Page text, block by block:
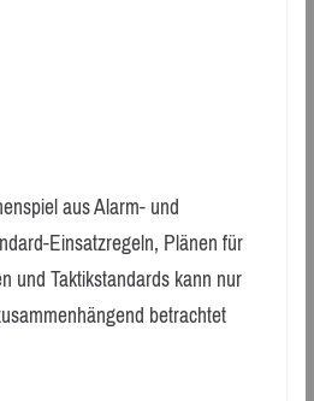
aus Alarm- und
Einsatzregeln, Plänen für
und Taktikstandards kann nur
betrachtet